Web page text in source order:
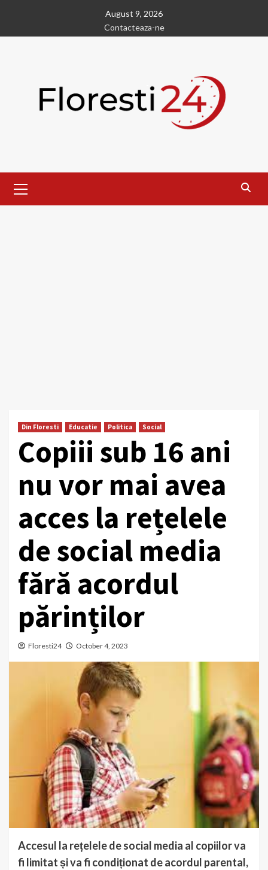
content
August 9, 2026
Contacteaza-ne
Menu
Din Floresti Educatie Politica Social
Copiii sub 16 ani
nu vor mai avea
acces la rețelele
de social media
fără acordul
părinților
Floresti24 October 4, 2023
Accesul la rețelele de social media al copiilor va
fi limitat și va fi condiționat de acordul parental,